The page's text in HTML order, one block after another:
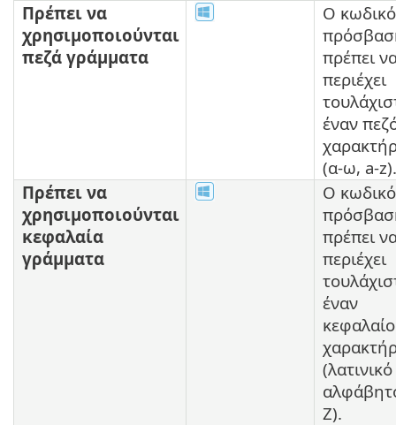
Πρέπει να
χρησιμοποιούνται
πεζά γράμματα
Ο
πρέπει
περιέχει
έναν
(α-ω, a-z).
Πρέπει να
χρησιμοποιούνται
κεφαλαία
γράμματα
Ο
πρέπει
περιέχει
έναν
κεφαλαίο
(λατινικό
Z).